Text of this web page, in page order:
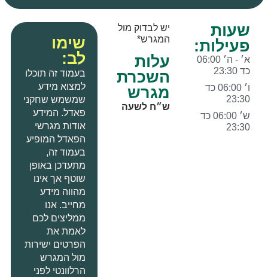
שעות
פעילות:
א׳ - ה׳ 06:00
כד 23:30
ו׳ 06:00 כד
23:30
ש׳ 06:00 כד
23:30
יש לבדוק מול
המגרש*
עלות
השכרת
מגרש
ש״ח לשעה
שימו
לב:
בעמוד זה תוכלו
למצוא מידע
שמשמש שחקני
פאדל. המידע
אודות מגרשי
הפאדל המופיע
בעמוד זה,
מתעדכן באופן
שוטף אך אינו
מהווה מידע
מחייב.אנו
ממליצים לכם
לאמת את
הפרטים ישירות
מול המגרש
הרלוונטי לפני